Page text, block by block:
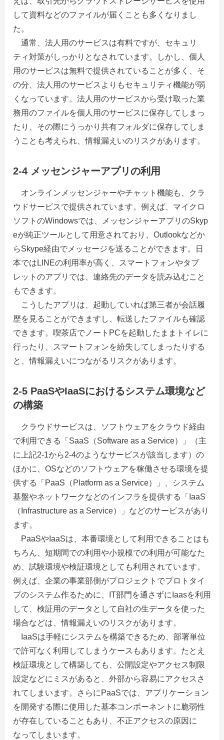
して資料などのファイルが届くことも多くなりまし
た。
通常、法人用のサービスは有料ですが、セキュリ
ティ対策がしっかりとなされています。しかし、個人
用のサービスは無料で提供されていることが多く、そ
の分、法人用のサービスよりもセキュリティ機能が弱
くなっています。法人用のサービスから受け取った業
務用のファイルを個人用のサービスに保存してしまっ
たり、その際にうっかり共有フォルダに保存してしま
うことも考えられ、情報漏えいのリスクがあります。
2-4 メッセンジャーアプリの利用
オンラインメッセンジャーやチャット機能も、クラ
ウドサービスで提供されています。例えば、マイクロ
ソフトのWindowsでは、メッセンジャーアプリのSkyp
eが純正ツールとして用意されており、Outlookなどか
らSkype経由でメッセージを送ることができます。日
本ではLINEの利用率が高く、スマートフォンやタブ
レットのアプリでは、連絡先のデータを読み込むこと
もできます。
こうしたアプリは、起動していれば第三者が会話履
歴を見ることができますし、転送したファイルも確認
できます。喫茶店でノートPCを起動したままトイレに
行ったり、スマートフォンを紛失してしまったりする
と、情報漏えいにつながるリスクがあります。
2-5 PaaSやIaaSにおけるシステム環境など
の構築
クラウドサービスは、ソフトウェアをクラウド経由
で利用できる「SaaS（Software as a Service）」（主
に上記2-1から2-4のようなサービスが該当します）の
ほかに、OSなどのソフトウェアを稼働させる環境を提
供する「PaaS（Platform as a Service）」、システム
基盤やネットワークなどのインフラを提供する「IaaS
（Infrastructure as a Service）」などのサービスがあり
ます。
PaaSやIaaSは、本番環境として利用できることはも
ちろん、短期間での利用や小規模での利用が可能なた
め、試験環境や検証環境としても利用されています。
例えば、企業の事業部側がプロジェクトでプロトタイ
プのシステム作るために、IT部門を通さずにIaasを利用
して、検証用のデータとして自社の生データを使った
場合などは、情報漏えいのリスクがあります。
IaaSは手軽にシステムを構築できるため、部署単位
で許可なく利用してしまうケースもあります。たとえ
検証環境として構築しても、公開設定やアクセス制限
設定などにミスがあると、外部から容易にアクセスさ
れてしまいます。さらにPaaSでは、アプリケーション
を開発する際に使用した基本コンポーネントに脆弱性
が存在していることもあり、不正アクセスの原因に
なってしまいます。